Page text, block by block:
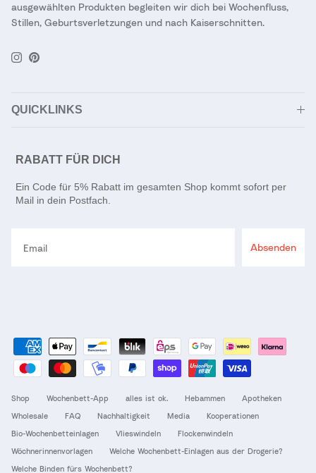
ausgewählten Produkten begleiten wir dich bei Wochenfluss,
Stillen, Geburtsverletzungen und nach Kaiserschnitten.
Instagram
Pinterest
QUICKLINKS
RABATT FÜR DICH
Ein Code für 5% Rabatt im gesamten Shop kommt sofort per
Mail in dein Postfach.
Absenden
Shop Wochenbett-App alles ist ok. Hebammen
Apotheken
Wholesale
FAQ Nachhaltigkeit Media
Kooperationen
Bio-Wochenbetteinlagen
Vlieswindeln
Flockenwindeln
Wöchnerinnenvorlagen
Welche Wochenbett-Einlagen aus der Drogerie?
Welche Binden fürs Wochenbett?